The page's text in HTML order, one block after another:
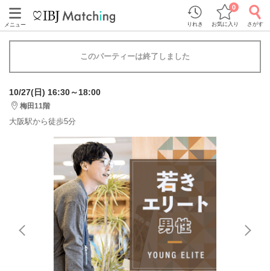
メニュー りれき お気に入り
0
さがす
このパーティーは終了しました
10/27(日) 16:30～18:00
梅田11階
大阪駅から徒歩5分